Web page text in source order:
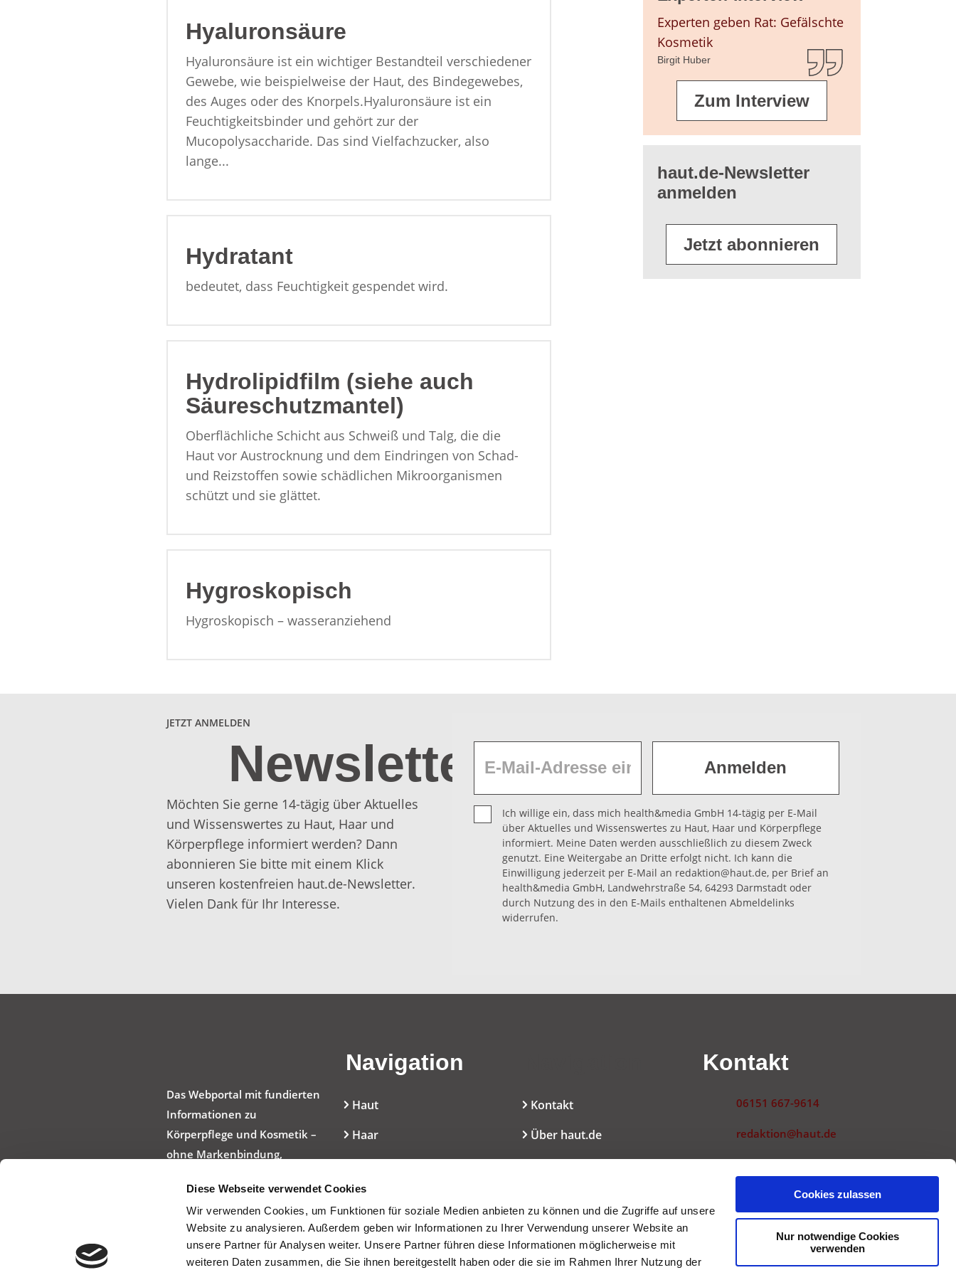
Diese Webseite verwendet Cookies
Wir verwenden Cookies, um Funktionen für soziale Medien anbieten zu können und die Zugriffe auf unsere
Website zu analysieren. Außerdem geben wir Informationen zu Ihrer Verwendung unserer Website an
unsere Partner für Analysen weiter. Unsere Partner führen diese Informationen möglicherweise mit
weiteren Daten zusammen, die Sie ihnen bereitgestellt haben oder die sie im Rahmen Ihrer Nutzung der
Cookies zulassen
Nur notwendige Cookies
verwenden
Literatur
Hyaluronsäure
Hyaluronsäure ist ein wichtiger Bestandteil verschiedener
Gewebe, wie beispielweise der Haut, des Bindegewebes,
des Auges oder des Knorpels.Hyaluronsäure ist ein
Feuchtigkeitsbinder und gehört zur der
Mucopolysaccharide. Das sind Vielfachzucker, also
lange...
Hydratant
bedeutet, dass Feuchtigkeit gespendet wird.
Hydrolipidfilm (siehe auch
Säureschutzmantel)
Oberflächliche Schicht aus Schweiß und Talg, die die
Haut vor Austrocknung und dem Eindringen von Schad-
und Reizstoffen sowie schädlichen Mikroorganismen
schützt und sie glättet.
Hygroskopisch
Hygroskopisch – wasseranziehend
Experten geben Rat: Gefälschte
Kosmetik
Birgit Huber
Zum Interview
haut.de-Newsletter
anmelden
Jetzt abonnieren
JETZT ANMELDEN
Newsletter
Möchten Sie gerne 14-tägig über Aktuelles
und Wissenswertes zu Haut, Haar und
Körperpflege informiert werden? Dann
abonnieren Sie bitte mit einem Klick
unseren kostenfreien haut.de-Newsletter.
Vielen Dank für Ihr Interesse.
Ich willige ein, dass mich health&media GmbH 14-tägig per E-Mail
über Aktuelles und Wissenswertes zu Haut, Haar und Körperpflege
informiert. Meine Daten werden ausschließlich zu diesem Zweck
genutzt. Eine Weitergabe an Dritte erfolgt nicht. Ich kann die
Einwilligung jederzeit per E-Mail an redaktion@haut.de, per Brief an
health&media GmbH, Landwehrstraße 54, 64293 Darmstadt oder
durch Nutzung des in den E-Mails enthaltenen Abmeldelinks
widerrufen.
Das Webportal mit fundierten
Informationen zu
Körperpflege und Kosmetik –
ohne Markenbindung,
Navigation
Haut
Haar
Dekoratives
Düfte
Inhaltsstoffe/INCI
Kontakt
Über haut.de
Presseservice
Kontakt
06151 667-9614
redaktion@haut.de
Landwehrstraße 54